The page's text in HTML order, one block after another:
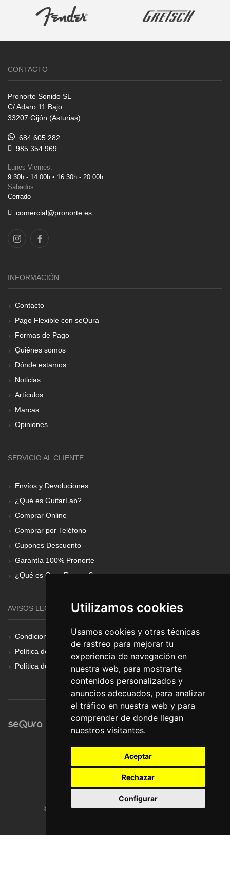
Utilizamos cookies
Usamos cookies y otras técnicas
de rastreo para mejorar tu
experiencia de navegación en
nuestra web, para mostrarte
contenidos personalizados y
anuncios adecuados, para analizar
el tráfico en nuestra web y para
comprender de donde llegan
nuestros visitantes.
Aceptar
Rechazar
Configurar
CONTACTO
Pronorte Sonido SL
C/ Adaro 11 Bajo
33207 Gijón (Asturias)
684 605 282
985 354 969
Lunes-Viernes:
9:30h - 14:00h • 16:30h - 20:00h
Sábados:
Cerrado
comercial@pronorte.es
INFORMACIÓN
Contacto
Pago Flexible con seQura
Formas de Pago
Quiénes somos
Dónde estamos
Noticias
Artículos
Marcas
Opiniones
SERVICIO AL CLIENTE
Envíos y Devoluciones
¿Qué es GuitarLab?
Comprar Online
Comprar por Teléfono
Cupones Descuento
Garantía 100% Pronorte
¿Qué es Gear Renove?
AVISOS LEGALES
Condiciones Generales
Política de Cookies
Política de Privacidad
© Pronorte Sonido SL. Todos los derechos reservados.